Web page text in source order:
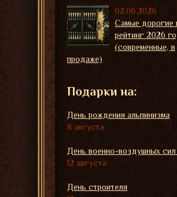
02.06.2026
Самые дорогие
рейтинг 2026
(современные, в
продаже)
Подарки на:
День рождения альпинизма
8 августа
День военно-воздушных
12 августа
День строителя